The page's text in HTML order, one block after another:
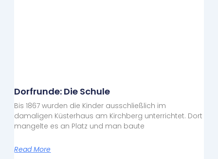
Dorfrunde: Die Schule
Bis 1867 wurden die Kinder ausschließlich im
damaligen Küsterhaus am Kirchberg unterrichtet. Dort
mangelte es an Platz und man baute
Read More